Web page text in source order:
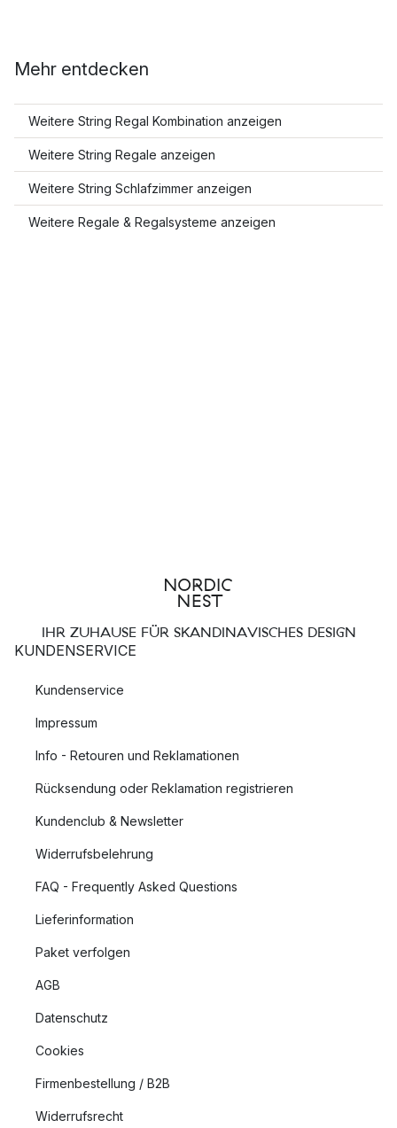
Mehr entdecken
Weitere String Regal Kombination anzeigen
Weitere String Regale anzeigen
Weitere String Schlafzimmer anzeigen
Weitere Regale & Regalsysteme anzeigen
IHR ZUHAUSE FÜR SKANDINAVISCHES DESIGN
KUNDENSERVICE
Kundenservice
Impressum
Info - Retouren und Reklamationen
Rücksendung oder Reklamation registrieren
Kundenclub & Newsletter
Widerrufsbelehrung
FAQ - Frequently Asked Questions
Lieferinformation
Paket verfolgen
AGB
Datenschutz
Cookies
Firmenbestellung / B2B
Widerrufsrecht